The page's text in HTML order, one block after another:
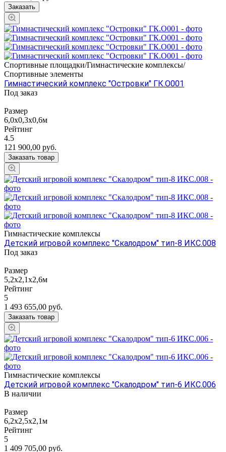
Заказать
Спортивные площадки/Гимнастические комплексы/
Спортивные элементы
Гимнастический комплекс "Островки" ГК.О001
Под заказ
Размер
6,0х0,3х0,6м
Рейтинг
4.5
121 900,00 руб.
Заказать товар
Гимнастические комплексы
Детский игровой комплекс "Скалодром" тип-8 ИКС.008
Под заказ
Размер
5,2x2,1x2,6м
Рейтинг
5
1 493 655,00 руб.
Заказать товар
Гимнастические комплексы
Детский игровой комплекс "Скалодром" тип-6 ИКС.006
В наличии
Размер
6,2x2,5x2,1м
Рейтинг
5
1 409 705,00 руб.